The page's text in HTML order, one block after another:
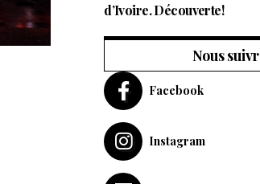
d’Ivoire. Découverte!
Nous
Facebook
Instagram